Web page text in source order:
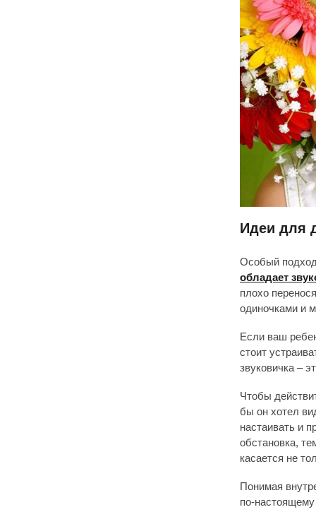
Идеи для
Особый подход
обладает
плохо
одиночками и
Если ваш
стоит
звуковичка –
Чтобы
бы он хотел
настаивать и
обстановка,
касается не
Понимая
по-